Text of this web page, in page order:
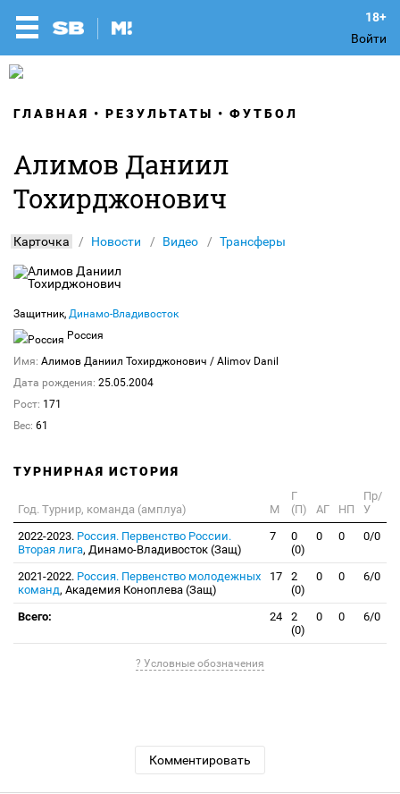
Войти
ГЛАВНАЯ РЕЗУЛЬТАТЫ ФУТБОЛ
Алимов Даниил
Тохирджонович
Карточка Новости Видео Трансферы
Защитник, Динамо-Владивосток
Россия
Имя: Алимов Даниил Тохирджонович / Alimov Danil
Дата рождения: 25.05.2004
Рост: 171
Вес: 61
ТУРНИРНАЯ ИСТОРИЯ
Год. Турнир, команда (амплуа) М
Г
(П)
АГ НП
Пр/
У
2022-2023. Россия. Первенство России.
Вторая лига, Динамо-Владивосток (Защ)
7
0
(0)
0 0 0/0
2021-2022. Россия. Первенство молодежных
команд, Академия Коноплева (Защ)
17
2
(0)
0 0 6/0
Всего: 24
2
(0)
0 0 6/0
? Условные обозначения
Комментировать